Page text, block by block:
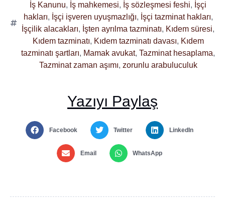
İş Kanunu, İş mahkemesi, İş sözleşmesi feshi, İşçi
hakları, İşçi işveren uyuşmazlığı, İşçi tazminat hakları,
İşçilik alacakları, İşten ayrılma tazminatı, Kıdem süresi,
Kıdem tazminatı, Kıdem tazminatı davası, Kıdem
tazminatı şartları, Mamak avukat, Tazminat hesaplama,
Tazminat zaman aşımı, zorunlu arabuluculuk
Yazıyı Paylaş
Facebook Twitter LinkedIn
Email WhatsApp